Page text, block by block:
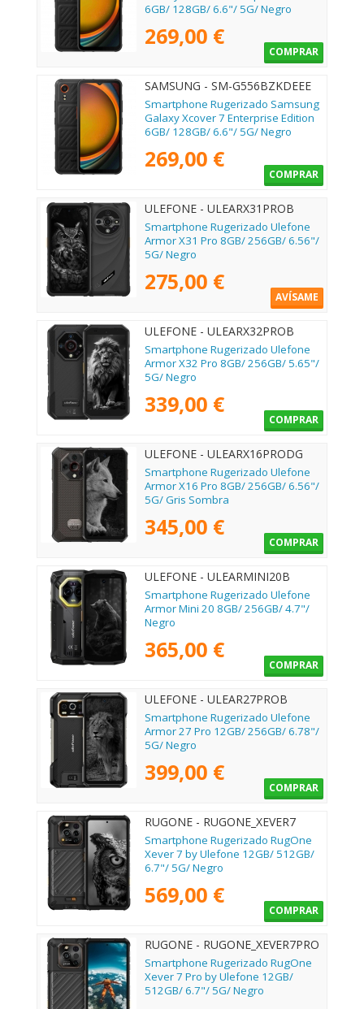
6GB/ 128GB/ 6.6"/ 5G/ Negro
269,00 €
COMPRAR
SAMSUNG - SM-G556BZKDEEE
Smartphone Rugerizado Samsung
Galaxy Xcover 7 Enterprise Edition
6GB/ 128GB/ 6.6"/ 5G/ Negro
269,00 €
COMPRAR
ULEFONE - ULEARX31PROB
Smartphone Rugerizado Ulefone
Armor X31 Pro 8GB/ 256GB/ 6.56"/
5G/ Negro
275,00 €
AVÍSAME
ULEFONE - ULEARX32PROB
Smartphone Rugerizado Ulefone
Armor X32 Pro 8GB/ 256GB/ 5.65"/
5G/ Negro
339,00 €
COMPRAR
ULEFONE - ULEARX16PRODG
Smartphone Rugerizado Ulefone
Armor X16 Pro 8GB/ 256GB/ 6.56"/
5G/ Gris Sombra
345,00 €
COMPRAR
ULEFONE - ULEARMINI20B
Smartphone Rugerizado Ulefone
Armor Mini 20 8GB/ 256GB/ 4.7"/
Negro
365,00 €
COMPRAR
ULEFONE - ULEAR27PROB
Smartphone Rugerizado Ulefone
Armor 27 Pro 12GB/ 256GB/ 6.78"/
5G/ Negro
399,00 €
COMPRAR
RUGONE - RUGONE_XEVER7
Smartphone Rugerizado RugOne
Xever 7 by Ulefone 12GB/ 512GB/
6.7"/ 5G/ Negro
569,00 €
COMPRAR
RUGONE - RUGONE_XEVER7PRO
Smartphone Rugerizado RugOne
Xever 7 Pro by Ulefone 12GB/
512GB/ 6.7"/ 5G/ Negro